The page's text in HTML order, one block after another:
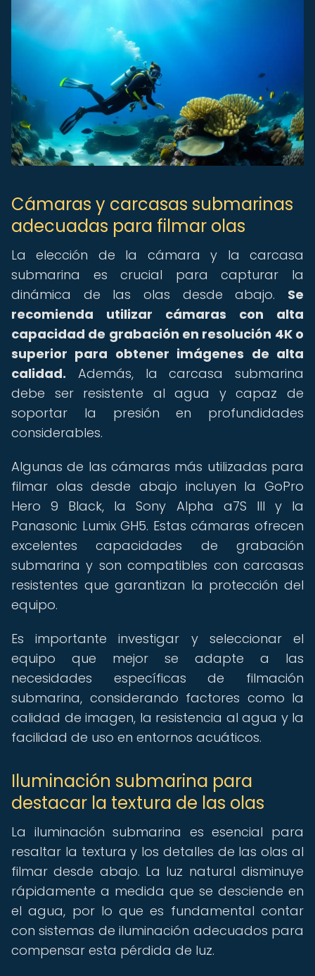
Cámaras y carcasas submarinas
adecuadas para filmar olas
La elección de la cámara y la carcasa
submarina es crucial para capturar la
dinámica de las olas desde abajo. Se
recomienda utilizar cámaras con alta
capacidad de grabación en resolución 4K o
superior para obtener imágenes de alta
calidad. Además, la carcasa submarina
debe ser resistente al agua y capaz de
soportar la presión en profundidades
considerables.
Algunas de las cámaras más utilizadas para
filmar olas desde abajo incluyen la GoPro
Hero 9 Black, la Sony Alpha a7S III y la
Panasonic Lumix GH5. Estas cámaras ofrecen
excelentes capacidades de grabación
submarina y son compatibles con carcasas
resistentes que garantizan la protección del
equipo.
Es importante investigar y seleccionar el
equipo que mejor se adapte a las
necesidades específicas de filmación
submarina, considerando factores como la
calidad de imagen, la resistencia al agua y la
facilidad de uso en entornos acuáticos.
Iluminación submarina para
destacar la textura de las olas
La iluminación submarina es esencial para
resaltar la textura y los detalles de las olas al
filmar desde abajo. La luz natural disminuye
rápidamente a medida que se desciende en
el agua, por lo que es fundamental contar
con sistemas de iluminación adecuados para
compensar esta pérdida de luz.